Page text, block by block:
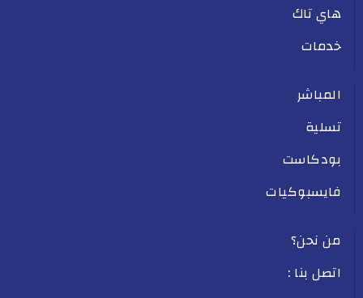
هاي تاك
خدمات
المباشر
تسلية
بودكاست
فايسبوكيات
من نحن؟
اتصل بنا :